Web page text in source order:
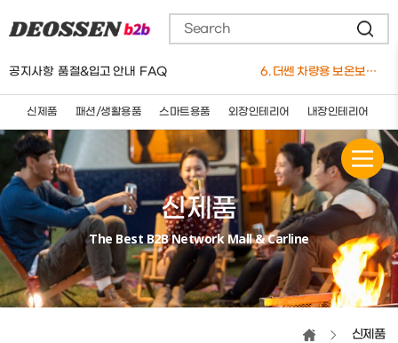
공지사항 품절&입고 안내 FAQ
3. 더쎈 차량용 4계절(사계절)안마시트 12V 24V 공용
4. 더쎈 차량용 유선 청소기 12V
6. 더쎈 차량용 보온보냉 3단멀티 컵홀더
8. 더쎈 차량용마사지쿠션(★신제품)
9. 더쎈 차량용 슬림플러스 3D 통풍 쿨시트
10. 더쎈 5세대 브러쉬매트
1. 버킷돌리+고급형바퀴세트
신제품 패션/생활용품 스마트용품 외장인테리어 내장인테리어
신제품
The Best B2B Network Mall & Carline
신제품